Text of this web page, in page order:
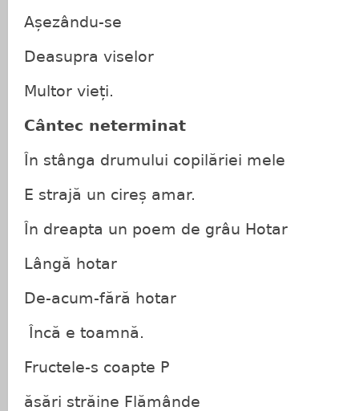
Așezându-se
Deasupra viselor
Multor vieți.
Cântec neterminat
În stânga drumului copilăriei mele
E strajă un cireș amar.
În dreapta un poem de grâu Hotar
Lângă hotar
De-acum-fără hotar
Încă e toamnă.
Fructele-s coapte P
ăsări străine Flămânde